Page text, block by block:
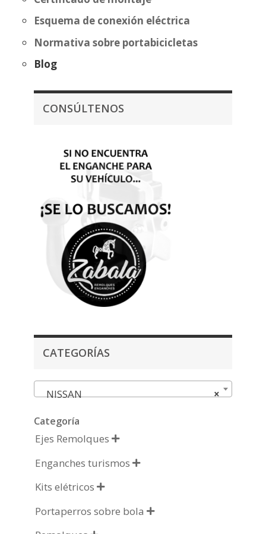
Esquema de conexión eléctrica
Normativa sobre portabicicletas
Blog
CONSÚLTENOS
CATEGORÍAS
×
NISSAN
Categoría
Ejes Remolques 
Enganches turismos 
Kits elétricos 
Portaperros sobre bola 